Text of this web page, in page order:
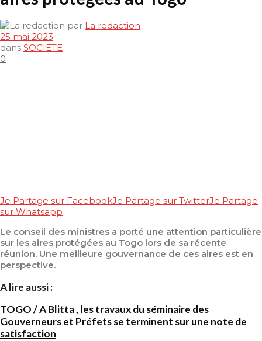
par La redaction
25 mai 2023
dans SOCIETE
0
Je Partage sur FacebookJe Partage sur TwitterJe Partage
sur Whatsapp
Le conseil des ministres a porté une attention particulière
sur les aires protégées au Togo lors de sa récente
réunion. Une meilleure gouvernance de ces aires est en
perspective.
A lire aussi :
TOGO / A Blitta , les travaux du séminaire des
Gouverneurs et Préfets se terminent sur une note de
satisfaction